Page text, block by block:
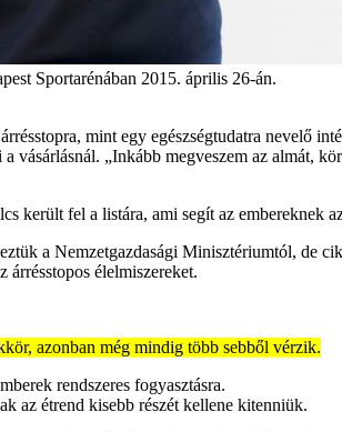
Sportarénában 2015. április 26-án.
mint egy egészségtudatra nevelő
vásárlásnál. „Inkább megveszem az almát,
került fel a listára, ami segít az embereknek
a Nemzetgazdasági Minisztériumtól, de
árrésstopos élelmiszereket.
azonban még mindig több sebből vérzik.
rendszeres fogyasztásra.
az étrend kisebb részét kellene kitenniük.